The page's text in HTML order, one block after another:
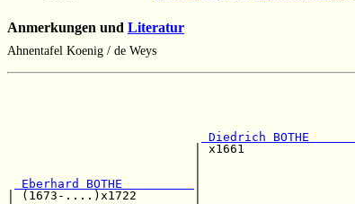
Anmerkungen und Literatur
Ahnentafel Koenig / de Weys
Diedrich
| x1661
|
Eberhard BOTHE
| (1673-....)x1722        |